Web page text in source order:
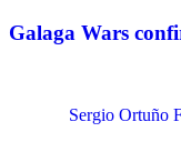
Galaga Wars
Sergio Ortuño